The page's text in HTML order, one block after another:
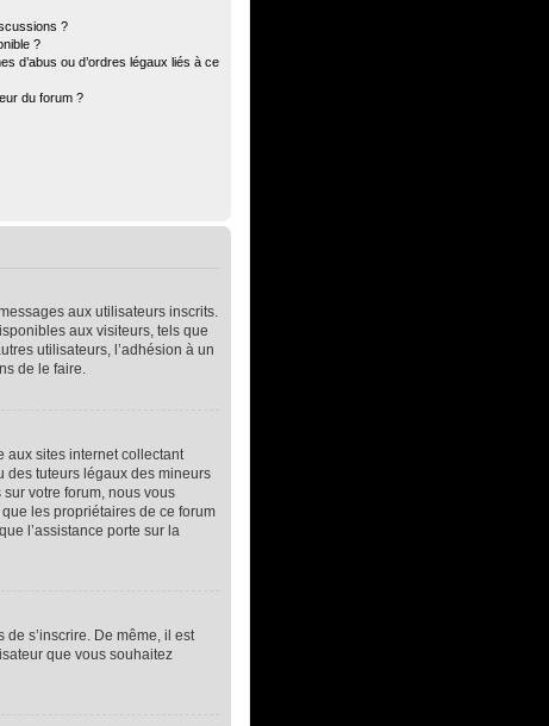
?
?
d’abus ou d’ordres légaux liés à ce
du forum ?
aux utilisateurs inscrits.
aux visiteurs, tels que
utilisateurs, l’adhésion à un
de le faire.
aux sites internet collectant
des tuteurs légaux des mineurs
votre forum, nous vous
les propriétaires de ce forum
l’assistance porte sur la
de s’inscrire. De même, il est
que vous souhaitez